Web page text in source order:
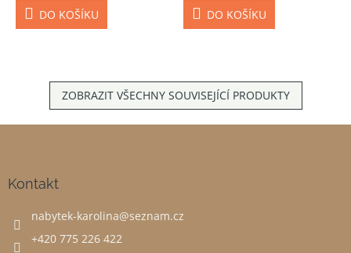
DO KOŠÍKU DO KOŠÍKU
ZOBRAZIT VŠECHNY SOUVISEJÍCÍ PRODUKTY
Kontakt
nabytek-karolina@seznam.cz
+420 775 226 422